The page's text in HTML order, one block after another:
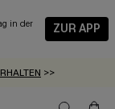
in der
ZUR APP
ARTIKEL >>
>>